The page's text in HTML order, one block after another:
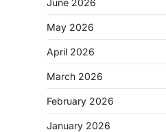
June 2026
May 2026
April 2026
March 2026
February 2026
January 2026